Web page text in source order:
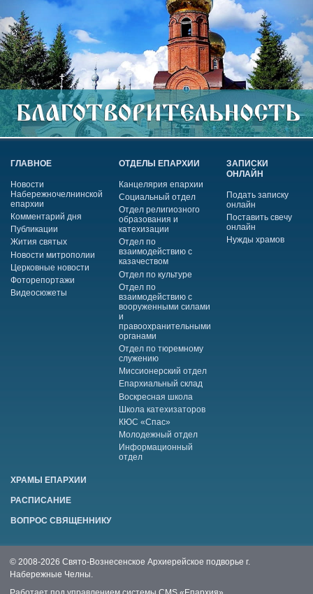
ГЛАВНОЕ
Новости
Набережночелнинской
епархии
Комментарий дня
Публикации
Жития святых
Новости митрополии
Церковные новости
Фоторепортажи
Видеосюжеты
ОТДЕЛЫ ЕПАРХИИ
Канцелярия епархии
Социальный отдел
Отдел религиозного
образования и
катехизации
Отдел по
взаимодействию с
казачеством
Отдел по культуре
Отдел по
взаимодействию с
вооруженными силами
и
правоохранительными
органами
Отдел по тюремному
служению
Миссионерский отдел
Епархиальный склад
Воскресная школа
Школа катехизаторов
КЮС «Спас»
Молодежный отдел
Информационный
отдел
ЗАПИСКИ
ОНЛАЙН
Подать записку
онлайн
Поставить свечу
онлайн
Нужды храмов
ХРАМЫ ЕПАРХИИ
РАСПИСАНИЕ
ВОПРОС СВЯЩЕННИКУ
© 2008-2026 Свято-Вознесенское Архиерейское подворье г.
Набережные Челны.